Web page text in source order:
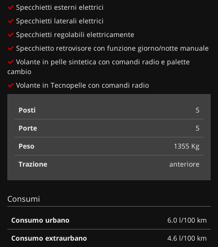
Specchietti esterni elettrici
Specchietti laterali elettrici
Specchietti regolabili elettricamente
Specchietto retrovisore con funzione giorno/notte manuale
Volante in pelle sintetica con comandi radio e palette
cambio
Volante in Tecnopelle con comandi radio
Posti
5
Porte
5
Peso
1355 Kg
Trazione
anteriore
Consumi
Consumo urbano
6.0 l/100 km
Consumo extraurbano
4.6 l/100 km